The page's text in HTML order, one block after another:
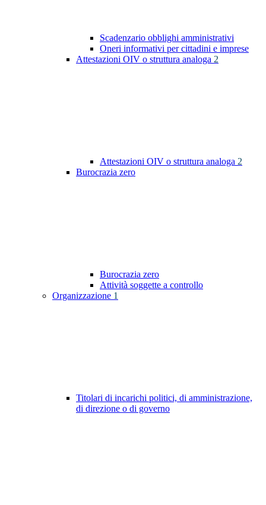
Scadenzario obblighi amministrativi
Oneri informativi per cittadini e imprese
Attestazioni OIV o struttura analoga 2
Attestazioni OIV o struttura analoga 2
Burocrazia zero
Burocrazia zero
Attività soggette a controllo
Organizzazione 1
Titolari di incarichi politici, di amministrazione,
di direzione o di governo